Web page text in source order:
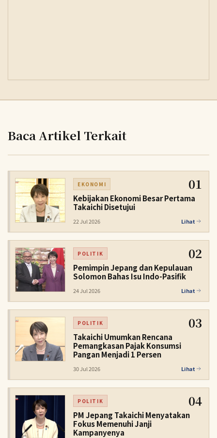
Baca Artikel Terkait
EKONOMI 01
Kebijakan Ekonomi Besar Pertama
Takaichi Disetujui
22 Jul 2026 Lihat
POLITIK 02
Pemimpin Jepang dan Kepulauan
Solomon Bahas Isu Indo-Pasifik
24 Jul 2026 Lihat
POLITIK 03
Takaichi Umumkan Rencana
Pemangkasan Pajak Konsumsi
Pangan Menjadi 1 Persen
30 Jul 2026 Lihat
POLITIK 04
PM Jepang Takaichi Menyatakan
Fokus Memenuhi Janji
Kampanyenya